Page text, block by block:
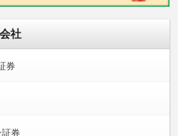
社
券
券